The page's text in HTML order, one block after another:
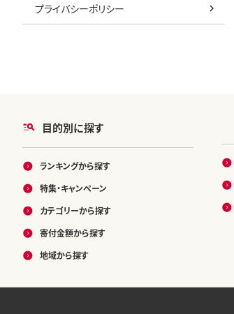
プライバシーポリシー
目的別に探す
ランキングから探す
特集・キャンペーン
カテゴリーから探す
寄付金額から探す
地域から探す